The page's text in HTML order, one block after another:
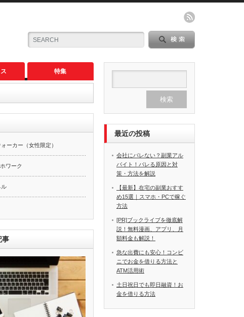
特集
ーカー（女性限定）
ワーク
ル
事
最近の投稿
会社にバレない？副業アル
バイト！バレる原因と対
策・方法を解説
【最新】在宅の副業おすす
め15選｜スマホ・PCで稼ぐ
方法
[PR]ブックライブを徹底解
説！無料漫画、アプリ、月
額料金も解説！
急な出費にも安心！コンビ
ニでお金を借りる方法と
ATM活用術
土日祝日でも即日融資！お
金を借りる方法